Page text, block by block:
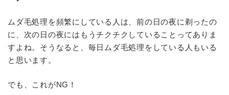
ムダ毛処理を頻繁にしている人は、前の日の夜に剃ったの
に、次の日の夜にはもうチクチクしていることってありま
すよね。そうなると、毎日ムダ毛処理をしている人もいる
と思います。
でも、これがNG！